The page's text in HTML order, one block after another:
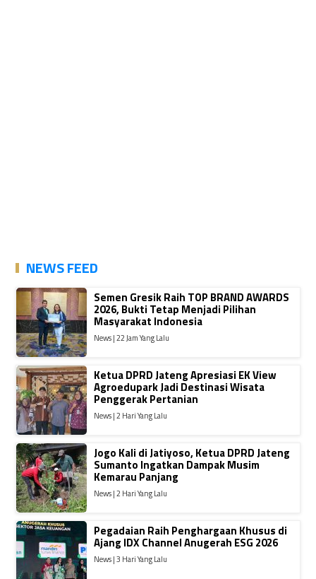
NEWS FEED
Semen Gresik Raih TOP BRAND AWARDS
2026, Bukti Tetap Menjadi Pilihan
Masyarakat Indonesia
News | 22 Jam Yang Lalu
Ketua DPRD Jateng Apresiasi EK View
Agroedupark Jadi Destinasi Wisata
Penggerak Pertanian
News | 2 Hari Yang Lalu
Jogo Kali di Jatiyoso, Ketua DPRD Jateng
Sumanto Ingatkan Dampak Musim
Kemarau Panjang
News | 2 Hari Yang Lalu
Pegadaian Raih Penghargaan Khusus di
Ajang IDX Channel Anugerah ESG 2026
News | 3 Hari Yang Lalu